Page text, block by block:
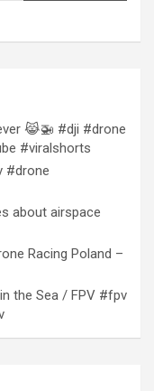
😹🚁 #dji #drone
#viralshorts
#drone
about airspace
Racing Poland –
the Sea / FPV #fpv